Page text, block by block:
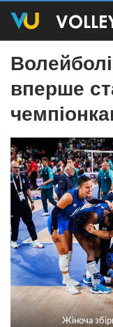
вперше
Жіноча